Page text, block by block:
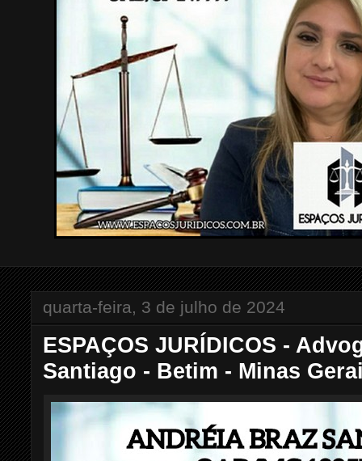
quarta-feira, 3 de julho de 2024
ESPAÇOS JURÍDICOS -
Santiago - Betim - Minas